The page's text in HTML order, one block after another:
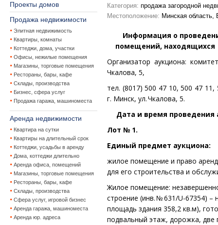
Проекты домов
Продажа недвижимости
Элитная недвижимость
Квартиры, комнаты
Коттеджи, дома, участки
Офисы, нежилые помещения
Магазины, торговые помещения
Рестораны, бары, кафе
Склады, производства
Бизнес, сфера услуг
Продажа гаража, машиноместа
Аренда недвижимости
Квартира на сутки
Квартиры на длительный срок
Коттеджи, усадьбы в аренду
Дома, коттеджи длительно
Аренда офиса, помещений
Магазины, торговые помещения
Рестораны, бары, кафе
Склады, производства
Сфера услуг, игровой бизнес
Аренда гаража, машиноместа
Аренда юр. адреса
Категория: продажа загородной
Местоположение: Минская область,
Информация о
помещений,
Организатор аукциона:
Чкалова, 5,
тел. (8017) 500 47 10,500 47 11,
г. Минск, ул.Чкалова, 5.
Дата и время проведения
Лот № 1.
Единый предмет аукциона:
жилое помещение и право
для его строительства и
Жилое помещение:
строение (инв. № 631/U-67354)
площадь здания 358,2 кв.м),
подвальный этаж, дорожка,